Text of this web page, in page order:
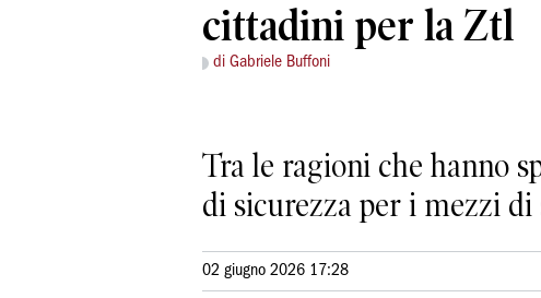
cittadini per la Ztl
di Gabriele Buffoni
Tra le ragioni che hanno
di sicurezza per i mezzi
02 giugno 2026 17:28